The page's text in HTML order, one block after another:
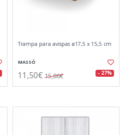
Trampa para avispas ø17,5 x 15,5 cm
MASSÓ
11,50€ 15,86€ - 27%